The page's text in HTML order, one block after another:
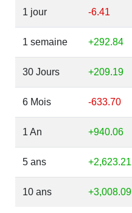
1 jour -6.41
1 semaine +292.84
30 Jours +209.19
6 Mois -633.70
1 An +940.06
5 ans +2,623.21
10 ans +3,008.09